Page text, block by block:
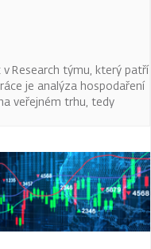
v Research týmu, který patří
je analýza hospodaření
veřejném trhu, tedy